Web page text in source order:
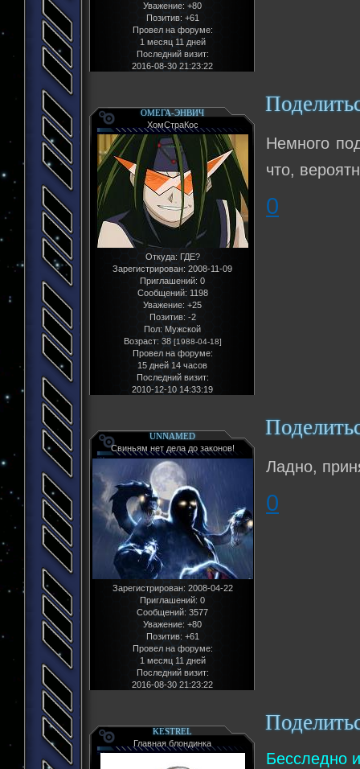
Уважение: +80
Позитив: +61
Провел на форуме:
1 месяц 11 дней
Последний визит:
2016-08-30 21:23:22
ОМЕГА-ЭНВИЧ
ХомСтраКос
Откуда: ГДЕ?
Зарегистрирован: 2008-11-09
Приглашений: 0
Сообщений: 1198
Уважение: +25
Позитив: -2
Пол: Мужской
Возраст: 38[1988-04-18]
Провел на форуме:
15 дней 14 часов
Последний визит:
2010-12-10 14:33:19
Немного
что,
0
UNNAMED
Свиньям нет дела до законов!
Зарегистрирован: 2008-04-22
Приглашений: 0
Сообщений: 3577
Уважение: +80
Позитив: +61
Провел на форуме:
1 месяц 11 дней
Последний визит:
2016-08-30 21:23:22
Ладно,
0
KESTREL
Главная блондинка
Бесследно